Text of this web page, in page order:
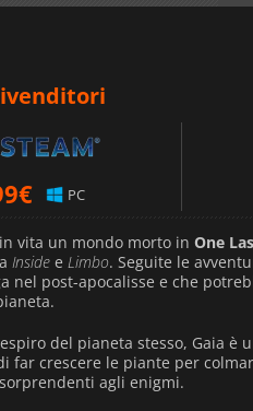
€ PC
vita un mondo morto in One
Inside e Limbo. Seguite le
nel post-apocalisse e che
del pianeta stesso, Gaia è
far crescere le piante per
agli enigmi.